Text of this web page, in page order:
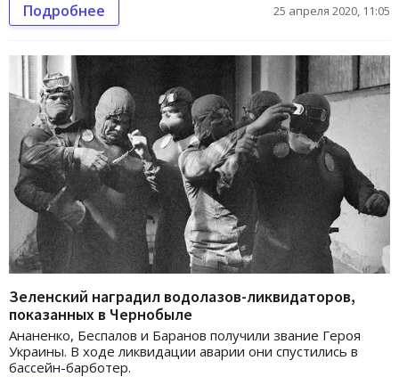
Подробнее 25 апреля 2020, 11:05
Зеленский наградил водолазов-ликвидаторов,
показанных в Чернобыле
Ананенко, Беспалов и Баранов получили звание Героя
Украины. В ходе ликвидации аварии они спустились в
бассейн-барботер.